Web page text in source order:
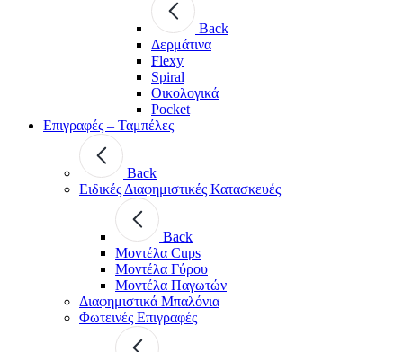
Back
Δερμάτινα
Flexy
Spiral
Οικολογικά
Pocket
Επιγραφές – Ταμπέλες
Back
Ειδικές Διαφημιστικές Κατασκευές
Back
Μοντέλα Cups
Μοντέλα Γύρου
Μοντέλα Παγωτών
Διαφημιστικά Μπαλόνια
Φωτεινές Επιγραφές